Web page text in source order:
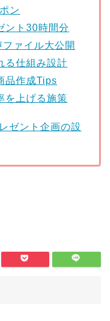
ン
ント30時間分
ァイル大公開
る仕組み設計
品作成Tips
を上げる施策
ゼント企画の設